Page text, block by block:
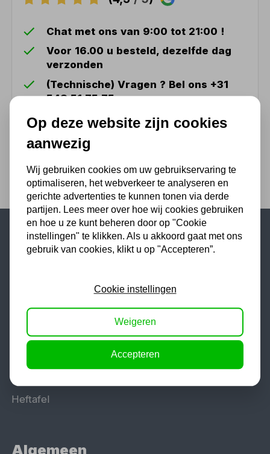
Chat met ons van 9:00 tot 21:00 !
Voor 16.00 u besteld, dezelfde dag
verzonden
(Technische) Vragen ? Bel ons +31
548 51 75 75
1.500 m2 winkel in Rijssen !
Twents familiebedrijf sinds 1992 !
Populaire categorieën
Tig lasapparaat
Hefbrug
Motorlift
Schaarlift
Heftafel
Algemeen
Op deze website zijn cookies
aanwezig
Wij gebruiken cookies om uw gebruikservaring te
optimaliseren, het webverkeer te analyseren en
gerichte advertenties te kunnen tonen via derde
partijen. Lees meer over hoe wij cookies gebruiken
en hoe u ze kunt beheren door op "Cookie
instellingen" te klikken. Als u akkoord gaat met ons
gebruik van cookies, klikt u op "Accepteren”.
Cookie instellingen
Weigeren
Accepteren